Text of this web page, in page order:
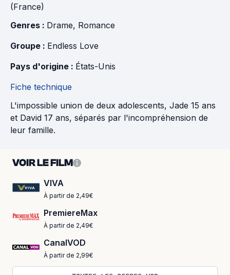
(France)
Genres : Drame, Romance
Groupe : Endless Love
Pays d'origine : États-Unis
Fiche technique
L'impossible union de deux adolescents, Jade 15 ans
et David 17 ans, séparés par l'incompréhension de
leur famille.
VOIR LE FILM
VIVA
À partir de 2,49€
PremiereMax
À partir de 2,49€
CanalVOD
À partir de 2,99€